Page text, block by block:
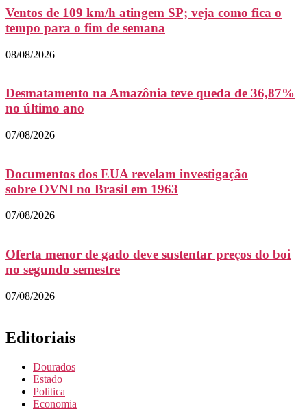
Ventos de 109 km/h atingem SP; veja como fica o
tempo para o fim de semana
08/08/2026
Desmatamento na Amazônia teve queda de 36,87%
no último ano
07/08/2026
Documentos dos EUA revelam investigação
sobre OVNI no Brasil em 1963
07/08/2026
Oferta menor de gado deve sustentar preços do boi
no segundo semestre
07/08/2026
Editoriais
Dourados
Estado
Politica
Economia